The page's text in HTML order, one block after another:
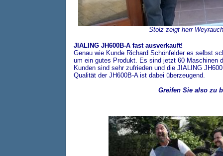
Stolz zeigt herr
JIALING JH600B-A fast ausverkauft!
Genau wie Kunde Richard Schönfelder es selbst
um ein gutes Produkt. Es sind jetzt 60 Maschinen
Kunden sind sehr zufrieden und die JIALING
Qualität der JH600B-A ist dabei überzeugend.
Greifen Sie also zu